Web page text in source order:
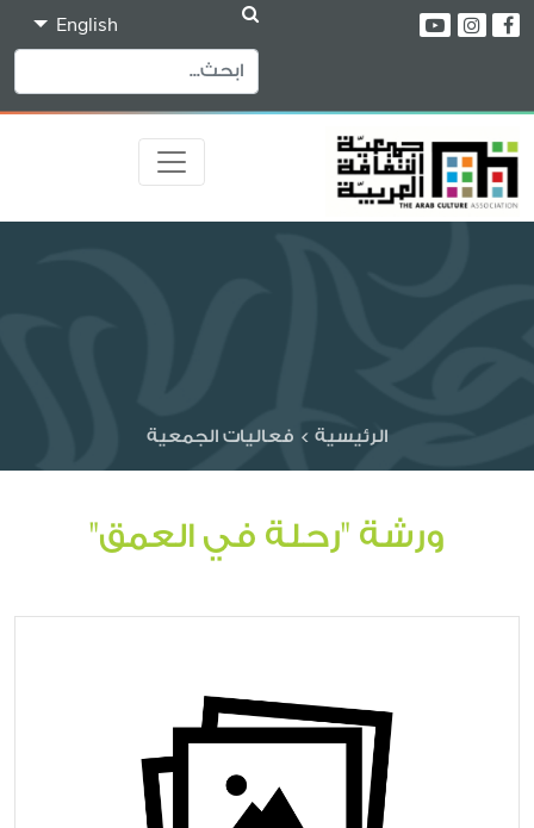
English
الرئيسية > فعاليات الجمعية
ورشة "رحلة في العمق"